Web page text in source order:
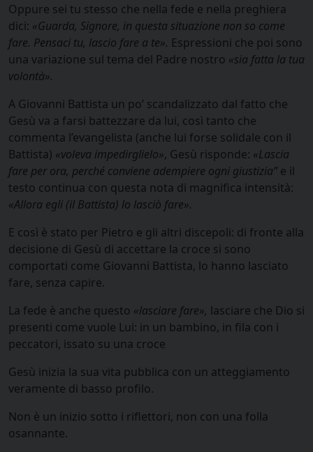
Oppure sei tu stesso che nella fede e nella preghiera
dici: «Guarda, Signore, in questa situazione non so come
fare. Pensaci tu, lascio fare a te». Espressioni che poi sono
una variazione sul tema del Padre nostro «sia fatta la tua
volontà».
A Giovanni Battista un po’ scandalizzato dal fatto che
Gesù va a farsi battezzare da lui, così tanto che
commenta l’evangelista (anche lui forse solidale con il
Battista) «voleva impedirglielo», Gesù risponde: «Lascia
fare per ora, perché conviene adempiere ogni giustizia”e il
testo continua con questa nota di magnifica intensità:
«Allora egli (il Battista) lo lasciò fare».
E così è stato per Pietro e gli altri discepoli: di fronte alla
decisione di Gesù di accettare la croce si sono
comportati come Giovanni Battista, lo hanno lasciato
fare, senza capire.
La fede è anche questo «lasciare fare», lasciare che Dio si
presenti come vuole Lui: in un bambino, in fila con i
peccatori, issato su una croce
Gesù inizia la sua vita pubblica con un atteggiamento
veramente di basso profilo.
Non è un inizio sotto i riflettori, non con una folla
osannante.